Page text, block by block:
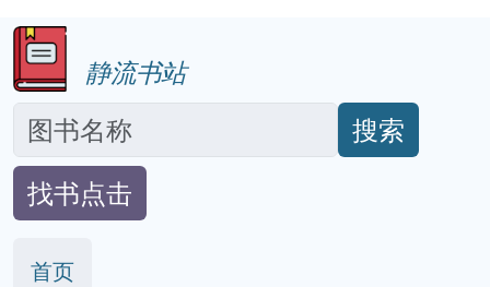
静流书站
搜索
找书点击
首页